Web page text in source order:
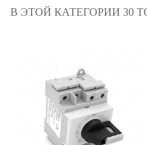
В ЭТОЙ КАТЕГОРИИ 30